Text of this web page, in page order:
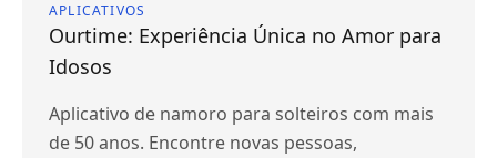
APLICATIVOS
Ourtime: Experiência Única no Amor para
Idosos
Aplicativo de namoro para solteiros com mais
de 50 anos. Encontre novas pessoas,